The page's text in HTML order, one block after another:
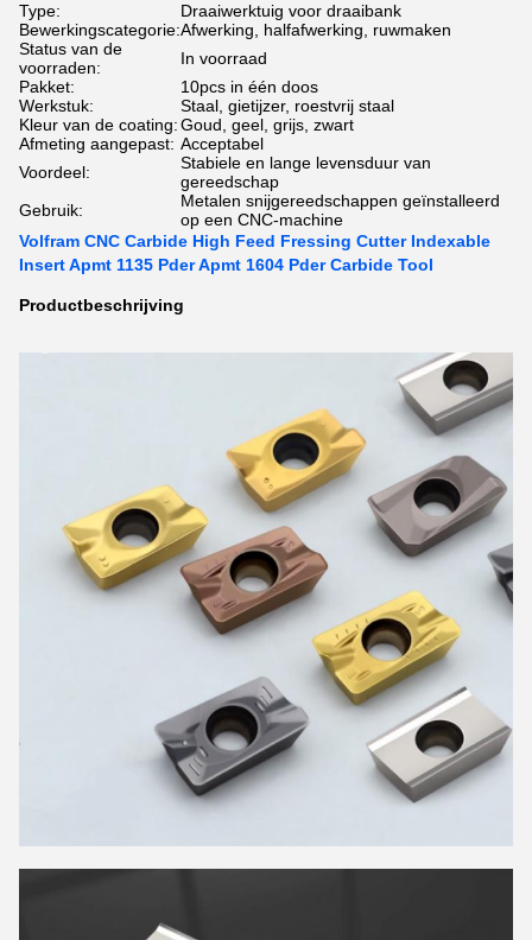
Type:
Draaiwerktuig voor draaibank
Bewerkingscategorie:Afwerking, halfafwerking, ruwmaken
Status van de
voorraden:
In voorraad
Pakket:
10pcs in één doos
Werkstuk:
Staal, gietijzer, roestvrij staal
Kleur van de coating:Goud, geel, grijs, zwart
Afmeting aangepast: Acceptabel
Voordeel:
Stabiele en lange levensduur van
gereedschap
Gebruik:
Metalen snijgereedschappen geïnstalleerd
op een CNC-machine
Volfram CNC Carbide High Feed Fressing Cutter Indexable
Insert Apmt 1135 Pder Apmt 1604 Pder Carbide Tool
Productbeschrijving